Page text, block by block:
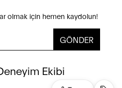
olmak için hemen kaydolun!
GÖNDER
Ekibi